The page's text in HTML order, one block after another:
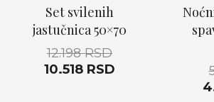
Set svilenih
jastučnica 50×70
12.198RSD
10.518 RSD